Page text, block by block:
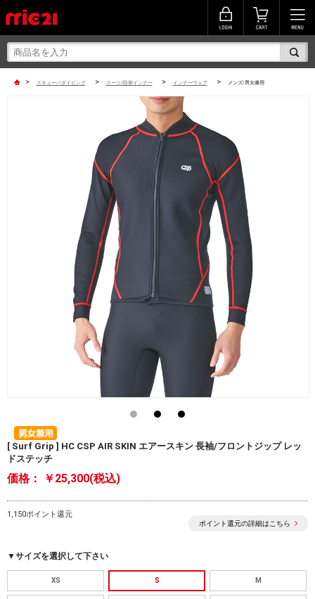
> スキューバダイビング > スーツ/防寒インナー > インナーウェア > メンズ/男女兼用
[ Surf Grip ] HC CSP AIR SKIN エアースキン 長袖/フロントジップ レッ
ドステッチ
価格： ￥25,300(税込)
1,150ポイント還元
ポイント還元の詳細はこちら
▼サイズを選択して下さい
XS S M